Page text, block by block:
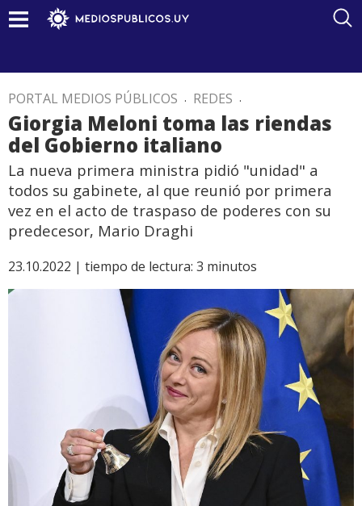
PORTAL MEDIOS PÚBLICOS . REDES .
Giorgia Meloni toma las riendas
del Gobierno italiano
La nueva primera ministra pidió "unidad" a
todos su gabinete, al que reunió por primera
vez en el acto de traspaso de poderes con su
predecesor, Mario Draghi
23.10.2022 | tiempo de lectura: 3 minutos